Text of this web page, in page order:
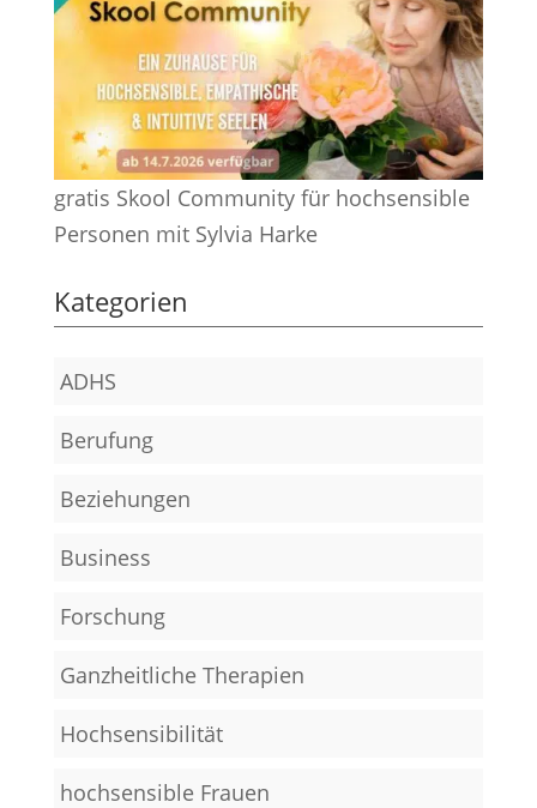
gratis Skool Community für hochsensible
Personen mit Sylvia Harke
Kategorien
ADHS
Berufung
Beziehungen
Business
Forschung
Ganzheitliche Therapien
Hochsensibilität
hochsensible Frauen